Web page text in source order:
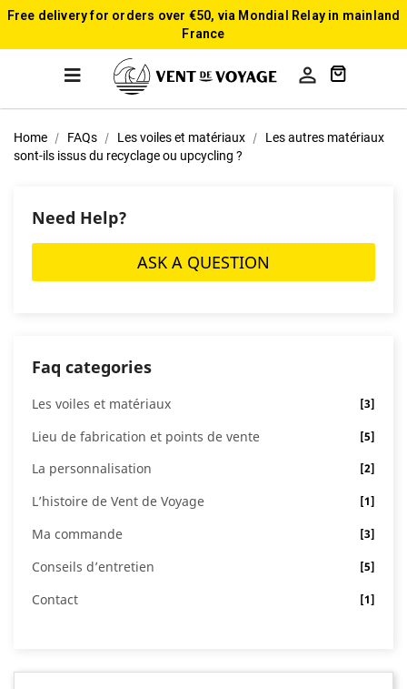
Free delivery for orders over €50, via Mondial Relay in mainland
France

Home FAQs Les voiles et matériaux
Les autres matériaux
sont-ils issus du recyclage ou upcycling ?
Need Help?
ASK A QUESTION
Faq categories
Les voiles et matériaux [3]
Lieu de fabrication et points de vente [5]
La personnalisation [2]
L’histoire de Vent de Voyage [1]
Ma commande [3]
Conseils d’entretien [5]
Contact [1]